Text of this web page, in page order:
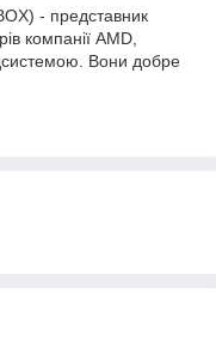
- представник
компанії AMD,
Вони добре